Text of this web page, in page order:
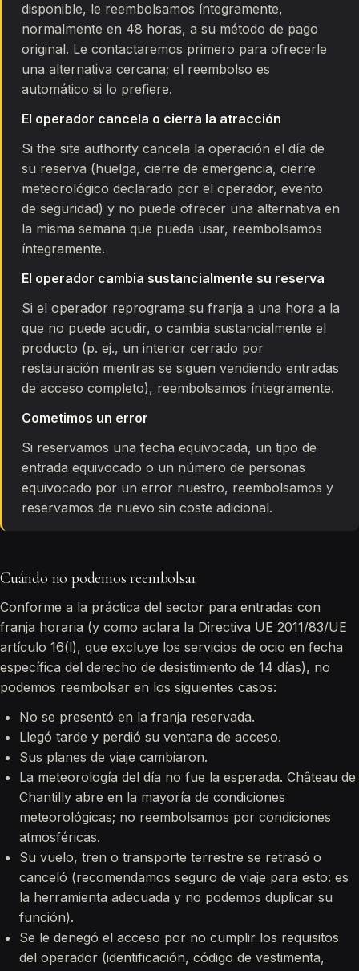
disponible, le reembolsamos íntegramente,
normalmente en 48 horas, a su método de pago
original. Le contactaremos primero para ofrecerle
una alternativa cercana; el reembolso es
automático si lo prefiere.
El operador cancela o cierra la atracción
Si the site authority cancela la operación el día de
su reserva (huelga, cierre de emergencia, cierre
meteorológico declarado por el operador, evento
de seguridad) y no puede ofrecer una alternativa en
la misma semana que pueda usar, reembolsamos
íntegramente.
El operador cambia sustancialmente su reserva
Si el operador reprograma su franja a una hora a la
que no puede acudir, o cambia sustancialmente el
producto (p. ej., un interior cerrado por
restauración mientras se siguen vendiendo entradas
de acceso completo), reembolsamos íntegramente.
Cometimos un error
Si reservamos una fecha equivocada, un tipo de
entrada equivocado o un número de personas
equivocado por un error nuestro, reembolsamos y
reservamos de nuevo sin coste adicional.
Cuándo no podemos reembolsar
Conforme a la práctica del sector para entradas con
franja horaria (y como aclara la Directiva UE 2011/83/UE
artículo 16(l), que excluye los servicios de ocio en fecha
específica del derecho de desistimiento de 14 días), no
podemos reembolsar en los siguientes casos:
No se presentó en la franja reservada.
Llegó tarde y perdió su ventana de acceso.
Sus planes de viaje cambiaron.
La meteorología del día no fue la esperada. Château de
Chantilly abre en la mayoría de condiciones
meteorológicas; no reembolsamos por condiciones
atmosféricas.
Su vuelo, tren o transporte terrestre se retrasó o
canceló (recomendamos seguro de viaje para esto: es
la herramienta adecuada y no podemos duplicar su
función).
Se le denegó el acceso por no cumplir los requisitos
del operador (identificación, código de vestimenta,